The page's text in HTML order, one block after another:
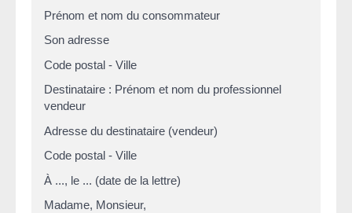
Prénom et nom du consommateur
Son adresse
Code postal - Ville
Destinataire : Prénom et nom du professionnel
vendeur
Adresse du destinataire (vendeur)
Code postal - Ville
À ..., le ... (date de la lettre)
Madame, Monsieur,